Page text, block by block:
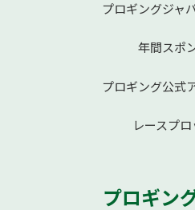
プロギングジャ
年間スポ
プロギング公式
レースプロ
プロギン